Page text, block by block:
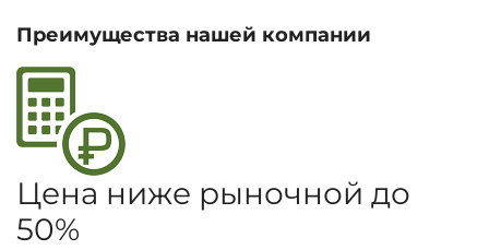
Преимущества нашей компании
Цена ниже рыночной до
50%